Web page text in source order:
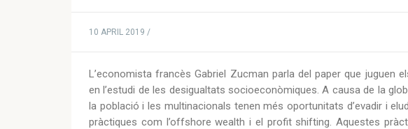
10 APRIL 2019 /
L’economista francès Gabriel Zucman parla del paper que juguen
en l’estudi de les desigualtats socioeconòmiques. A causa de la
la població i les multinacionals tenen més oportunitats d’evadir i
pràctiques com l’offshore wealth i el profit shifting. Aquestes